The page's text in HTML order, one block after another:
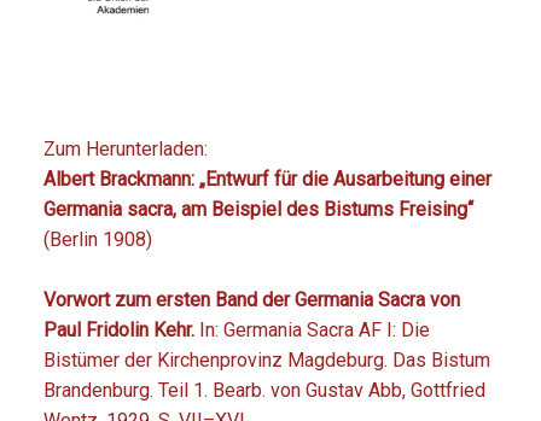
Zum Herunterladen:
Albert Brackmann: „Entwurf für die Ausarbeitung einer
Germania sacra, am Beispiel des Bistums Freising“
(Berlin 1908)
Vorwort zum ersten Band der Germania Sacra von
Paul Fridolin Kehr.In: Germania Sacra AF I: Die
Bistümer der Kirchenprovinz Magdeburg. Das Bistum
Brandenburg. Teil 1. Bearb. von Gustav Abb, Gottfried